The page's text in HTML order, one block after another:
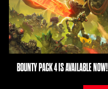
BOUNTY PACK 4 IS AVAILABLE NOW!